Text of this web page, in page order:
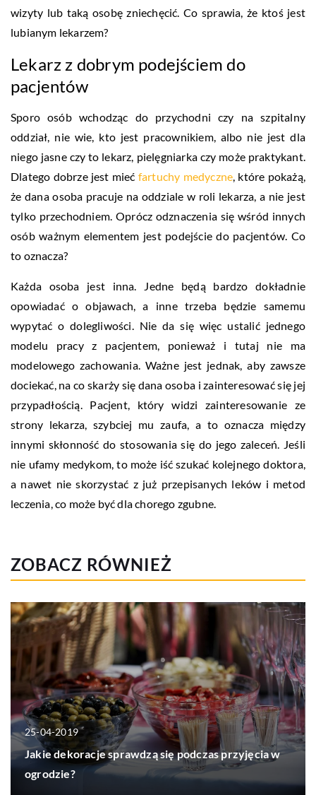
wizyty lub taką osobę zniechęcić. Co sprawia, że ktoś jest
lubianym lekarzem?
Lekarz z dobrym podejściem do
pacjentów
Sporo osób wchodząc do przychodni czy na szpitalny
oddział, nie wie, kto jest pracownikiem, albo nie jest dla
niego jasne czy to lekarz, pielęgniarka czy może praktykant.
Dlatego dobrze jest mieć fartuchy medyczne , które pokażą,
że dana osoba pracuje na oddziale w roli lekarza, a nie jest
tylko przechodniem. Oprócz odznaczenia się wśród innych
osób ważnym elementem jest podejście do pacjentów. Co
to oznacza?
Każda osoba jest inna. Jedne będą bardzo dokładnie
opowiadać o objawach, a inne trzeba będzie samemu
wypytać o dolegliwości. Nie da się więc ustalić jednego
modelu pracy z pacjentem, ponieważ i tutaj nie ma
modelowego zachowania. Ważne jest jednak, aby zawsze
dociekać, na co skarży się dana osoba i zainteresować się jej
przypadłością. Pacjent, który widzi zainteresowanie ze
strony lekarza, szybciej mu zaufa, a to oznacza między
innymi skłonność do stosowania się do jego zaleceń. Jeśli
nie ufamy medykom, to może iść szukać kolejnego doktora,
a nawet nie skorzystać z już przepisanych leków i metod
leczenia, co może być dla chorego zgubne.
ZOBACZ RÓWNIEŻ
25-04-2019
Jakie dekoracje sprawdzą się podczas przyjęcia w
ogrodzie?